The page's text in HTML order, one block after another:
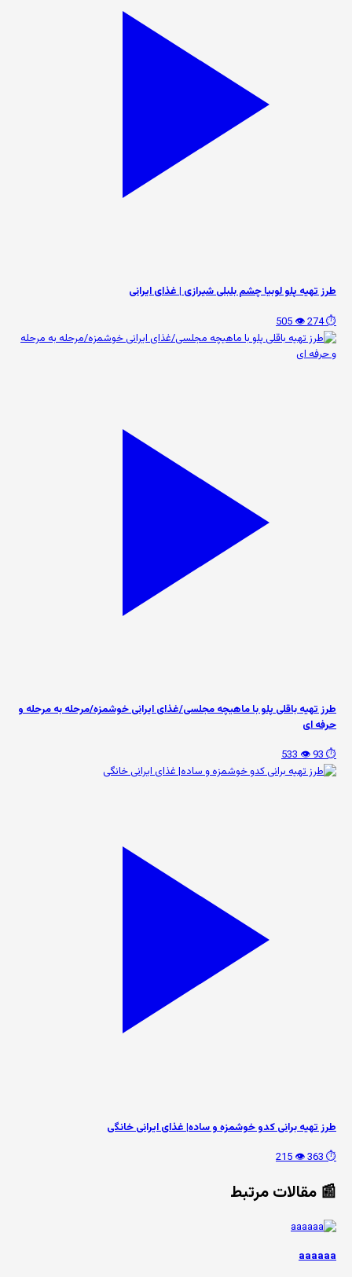
طرز تهیه پلو لوبیا چشم بلبلی شیرازی | غذای ایرانی
⏱️ 274
👁️ 505
طرز تهیه باقلی پلو با ماهیچه مجلسی/غذای ایرانی خوشمزه/مرحله به مرحله و
حرفه ای
⏱️ 93
👁️ 533
طرز تهیه برانی کدو خوشمزه و ساده| غذای ایرانی خانگی
⏱️ 363
👁️ 215
📰 مقالات مرتبط
aaaaaa